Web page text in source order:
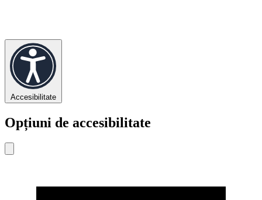
Accesibilitate
Opțiuni de accesibilitate